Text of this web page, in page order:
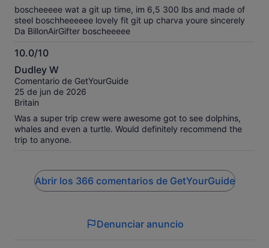
boscheeeee wat a git up time, im 6,5 300 lbs and made of
steel boschheeeeee lovely fit git up charva youre sincerely
Da BillonAirGifter boscheeeee
10.0/10
10.0
sobre
10
Dudley W
Comentario de GetYourGuide
25 de jun de 2026
Britain
Was a super trip crew were awesome got to see dolphins,
whales and even a turtle. Would definitely recommend the
trip to anyone.
Abrir los 366 comentarios de GetYourGuide
Denunciar anuncio